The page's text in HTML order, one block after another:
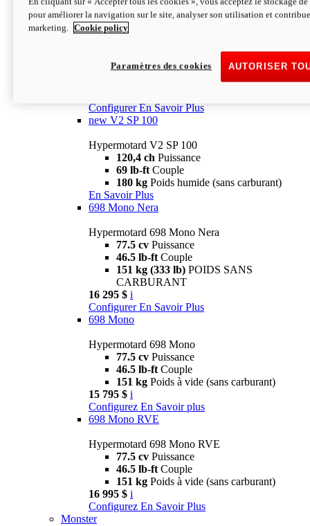
Configurer En Savoir Plus
newV2 SP
69 lb-ftCouple
Poids humide (sans carburant)
Configurer En Savoir Plus
new V2 SP 100
Hypermotard V2 SP 100
120,4 ch Puissance
69 lb-ft Couple
180 kg Poids humide (sans carburant)
En Savoir Plus
698 Mono Nera
Hypermotard 698 Mono Nera
77.5 cv Puissance
46.5 lb-ft Couple
151 kg (333 lb) POIDS SANS
CARBURANT
16 295 $ i
Configurer En Savoir Plus
698 Mono
Hypermotard 698 Mono
77.5 cv Puissance
46.5 lb-ft Couple
151 kg Poids à vide (sans carburant)
15 795 $ i
Configurez En Savoir plus
698 Mono RVE
Hypermotard 698 Mono RVE
77.5 cv Puissance
46.5 lb-ft Couple
151 kg Poids à vide (sans carburant)
16 995 $ i
Configurez En Savoir Plus
Monster
pour améliorer la navigation sur le site, analyser son utilisation et
marketing.
Cookie policy
AUTORISER
Paramètres des cookies